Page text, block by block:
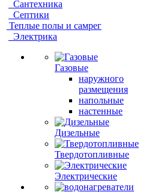
Сантехника
Септики
Теплые полы и самрег
Электрика
Газовые
наружного
размещения
напольные
настенные
Дизельные
Твердотопливные
Электрические